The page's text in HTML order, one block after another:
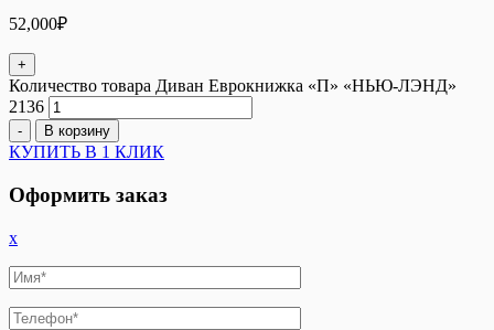
52,000₽
+
Количество товара Диван Еврокнижка «П» «НЬЮ-ЛЭНД»
2136
- В корзину
КУПИТЬ В 1 КЛИК
Оформить заказ
x